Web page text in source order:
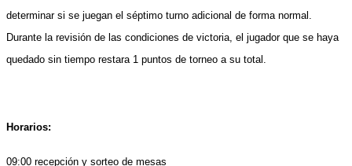
determinar si se juegan el séptimo turno adicional de forma normal.
Durante la revisión de las condiciones de victoria, el jugador que se haya
quedado sin tiempo restara 1 puntos de torneo a su total.
Horarios:
09:00 recepción y sorteo de mesas